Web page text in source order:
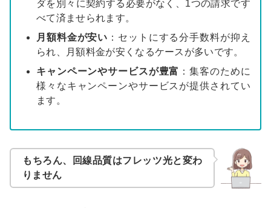
ダを別々に契約する必要がなく、1つの請求です
べて済ませられます。
月額料金が安い ：セットにする分手数料が抑え
られ、月額料金が安くなるケースが多いです。
キャンペーンやサービスが豊富 ：集客のために
様々なキャンペーンやサービスが提供されてい
ます。
もちろん、回線品質はフレッツ光と変わ
りません